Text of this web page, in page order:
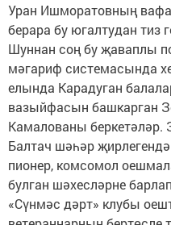
Уран Ишморатовның
берара бу югалтудан тиз
Шуннан соң бу җаваплы
мәгариф системасында
елында Карадуган
вазыйфасын башкарган
Камалованы
Балтач шәһәр
пионер, комсомол
булган шәхесләрне
«Сүнмәс дәрт» клубы